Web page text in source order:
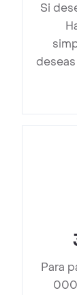
Si
Para
000